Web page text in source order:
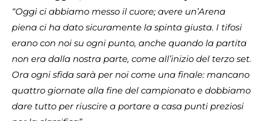
“Oggi ci abbiamo messo il cuore; avere un’Arena
piena ci ha dato sicuramente la spinta giusta. I tifosi
erano con noi su ogni punto, anche quando la partita
non era dalla nostra parte, come all’inizio del terzo set.
Ora ogni sfida sarà per noi come una finale: mancano
quattro giornate alla fine del campionato e dobbiamo
dare tutto per riuscire a portare a casa punti preziosi